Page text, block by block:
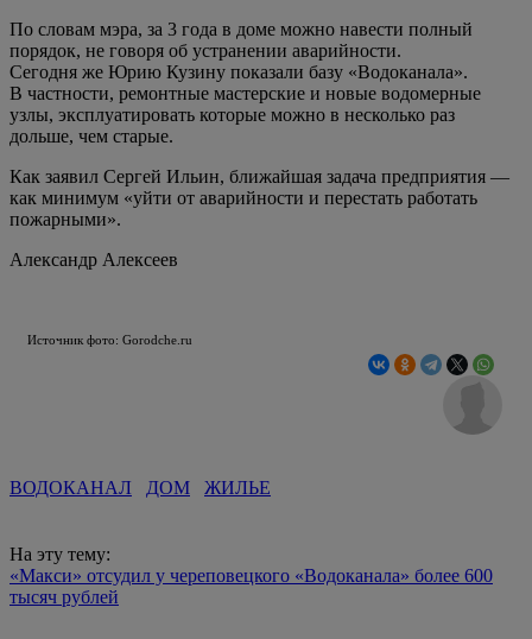
По словам мэра, за 3 года в доме можно навести полный
порядок, не говоря об устранении аварийности.
Сегодня же Юрию Кузину показали базу «Водоканала».
В частности, ремонтные мастерские и новые водомерные
узлы, эксплуатировать которые можно в несколько раз
дольше, чем старые.
Как заявил Сергей Ильин, ближайшая задача предприятия —
как минимум «уйти от аварийности и перестать работать
пожарными».
Александр Алексеев
Источник фото: Gorodche.ru
ВОДОКАНАЛ ДОМ ЖИЛЬЕ
На эту тему:
«Макси» отсудил у череповецкого «Водоканала» более 600
тысяч рублей